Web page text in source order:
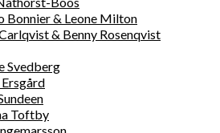
Bonnier & Leone Milton
& Benny Rosenqvist
Svedberg
Toftby